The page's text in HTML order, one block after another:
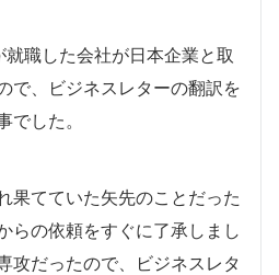
職した会社が日本企業と取
で、ビジネスレターの翻訳を
でした。
果てていた矢先のことだった
らの依頼をすぐに了承しまし
攻だったので、ビジネスレタ